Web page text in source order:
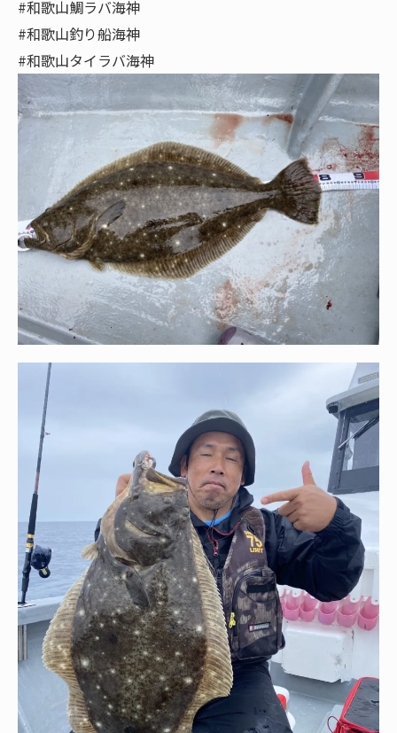
#和歌山鯛ラバ海神
#和歌山釣り船海神
#和歌山タイラバ海神